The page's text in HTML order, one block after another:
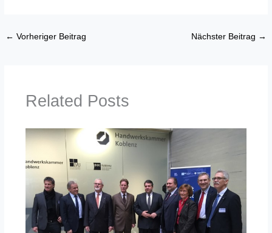
← Vorheriger Beitrag Nächster Beitrag →
Related Posts